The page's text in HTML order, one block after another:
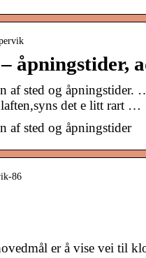
åpningstider,
af sted og åpningstider.
det e litt rart …
af sted og åpningstider
86
er å vise vei til